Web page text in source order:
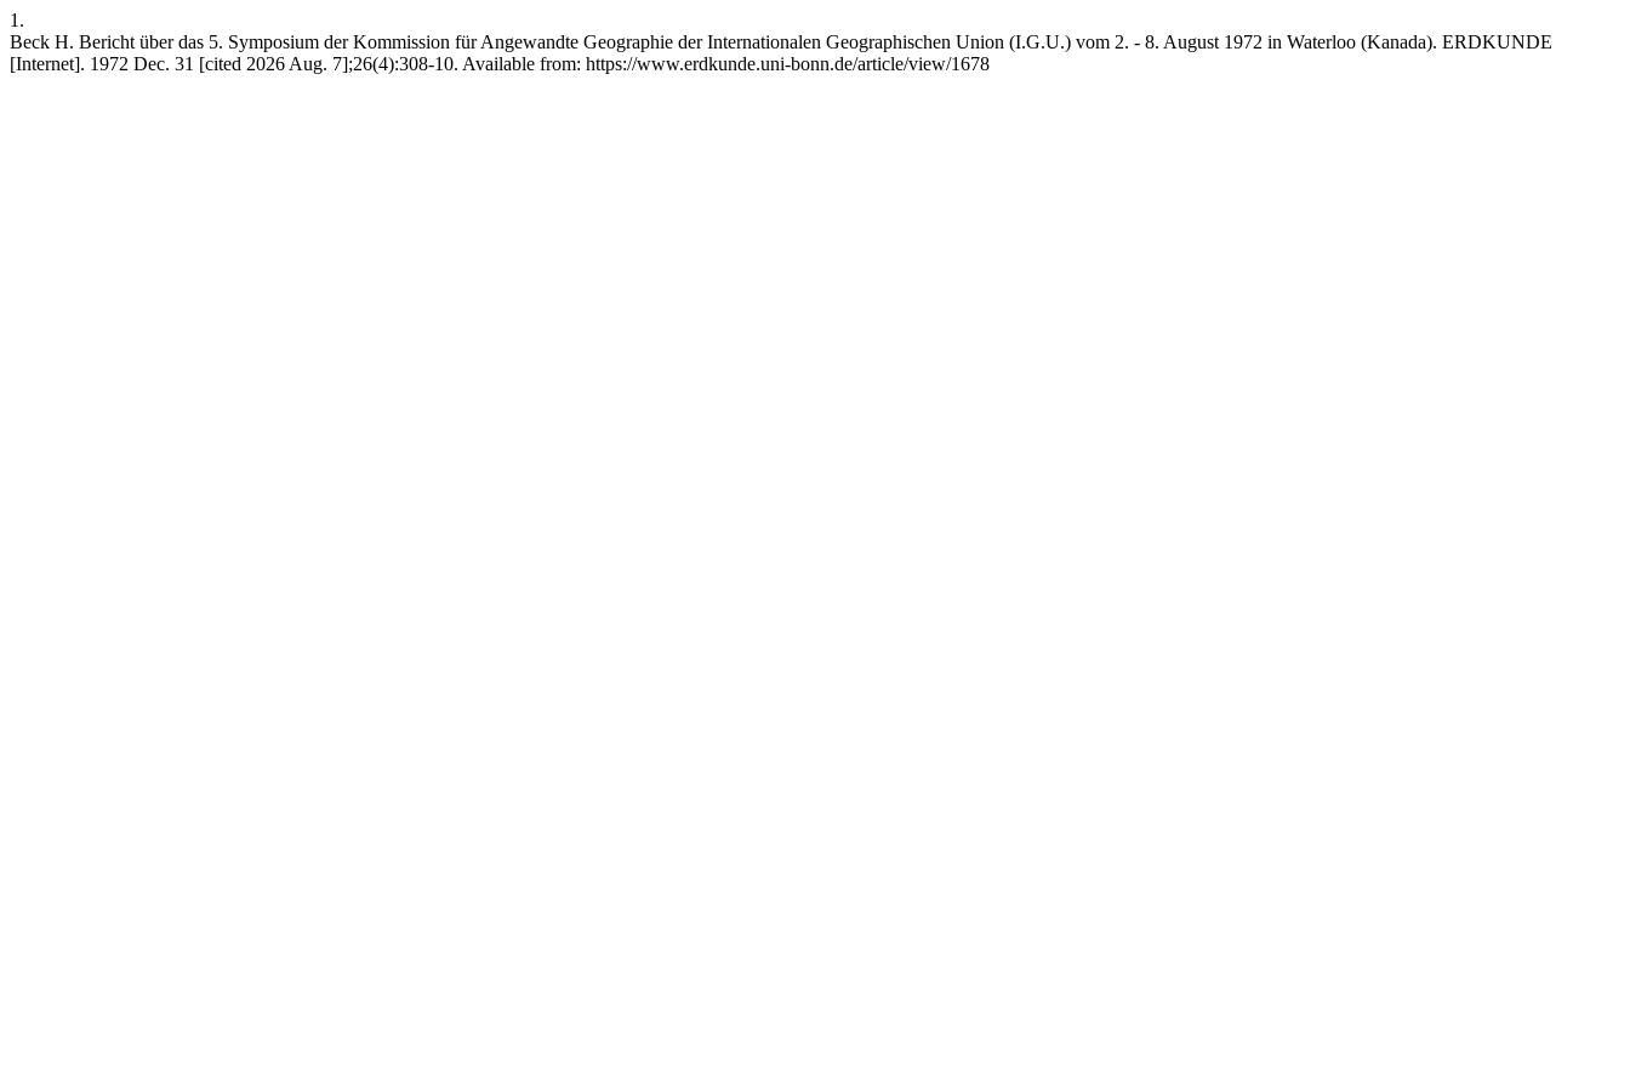
1.
Beck H. Bericht über das 5. Symposium der Kommission für Angewandte Geographie der Internationalen Geographischen Union (I.G.U.) vom 2. - 8. August 1972 in Waterloo (Kanada). ERDKUNDE
[Internet]. 1972 Dec. 31 [cited 2026 Aug. 7];26(4):308-10. Available from: https://www.erdkunde.uni-bonn.de/article/view/1678